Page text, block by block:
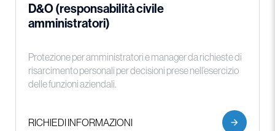
D&O (responsabilità civile
amministratori)
Protezione per amministratori e manager da richieste di
risarcimento personali per decisioni prese nell’esercizio
delle funzioni aziendali.
RICHIEDI INFORMAZIONI